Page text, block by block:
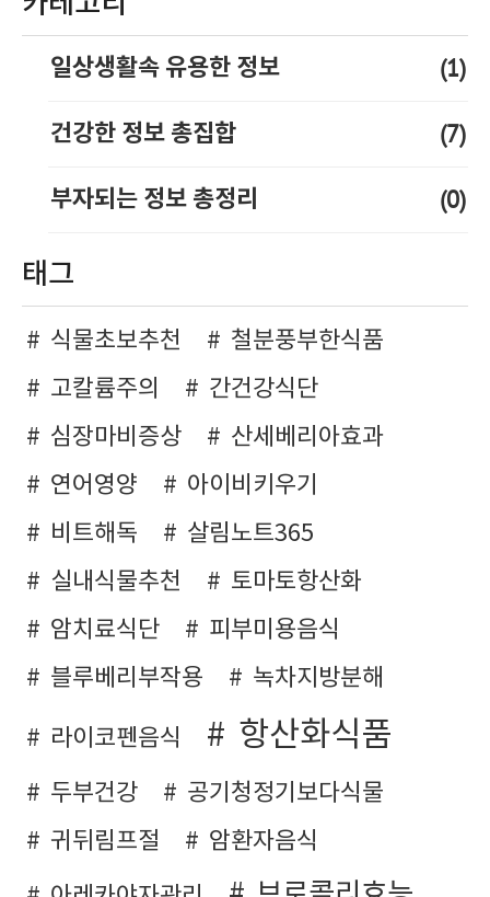
일상생활속 유용한 정보 (1)
건강한 정보 총집합 (7)
부자되는 정보 총정리 (0)
태그
식물초보추천
철분풍부한식품
고칼륨주의
간건강식단
심장마비증상
산세베리아효과
연어영양
아이비키우기
비트해독
살림노트365
실내식물추천
토마토항산화
암치료식단
피부미용음식
블루베리부작용
녹차지방분해
라이코펜음식 항산화식품
두부건강
공기청정기보다식물
귀뒤림프절
암환자음식